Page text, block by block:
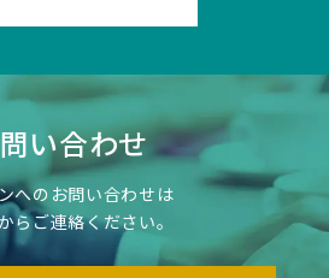
い合わせ
へのお問い合わせは
らご連絡ください。